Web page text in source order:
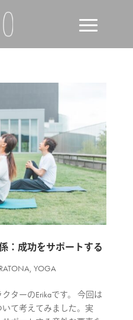
：成功をサポートする
RATONA, YOGA
ターのErikaです。 今回は
て考えてみました。実